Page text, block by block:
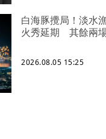
白海豚攪局！淡水
火秀延期 其餘兩
2026.08.05 15:25